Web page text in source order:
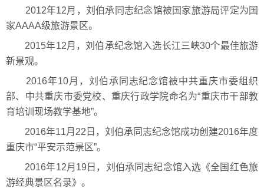
2012年12月，刘伯承同志纪念馆被国家旅游局评定为国
家AAAA级旅游景区。
2015年12月，刘伯承纪念馆入选长江三峡30个最佳旅游
新景观。
2016年10月，刘伯承同志纪念馆被中共重庆市委组织
部、中共重庆市委党校、重庆行政学院命名为“重庆市干部教
育培训现场教学基地”。
2016年11月22日，刘伯承同志纪念馆成功创建2016年度
重庆市“平安示范景区”。
2016年12月19日，刘伯承同志纪念馆入选《全国红色旅
游经典景区名录》。